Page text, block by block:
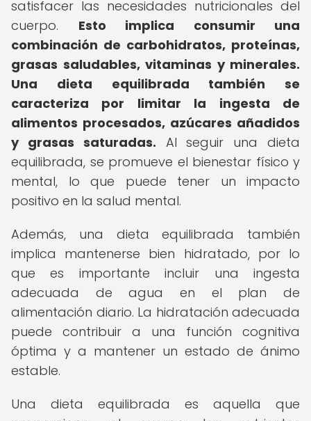
satisfacer las necesidades nutricionales del
cuerpo. Esto implica consumir una
combinación de carbohidratos, proteínas,
grasas saludables, vitaminas y minerales.
Una dieta equilibrada también se
caracteriza por limitar la ingesta de
alimentos procesados, azúcares añadidos
y grasas saturadas. Al seguir una dieta
equilibrada, se promueve el bienestar físico y
mental, lo que puede tener un impacto
positivo en la salud mental.
Además, una dieta equilibrada también
implica mantenerse bien hidratado, por lo
que es importante incluir una ingesta
adecuada de agua en el plan de
alimentación diario. La hidratación adecuada
puede contribuir a una función cognitiva
óptima y a mantener un estado de ánimo
estable.
Una dieta equilibrada es aquella que